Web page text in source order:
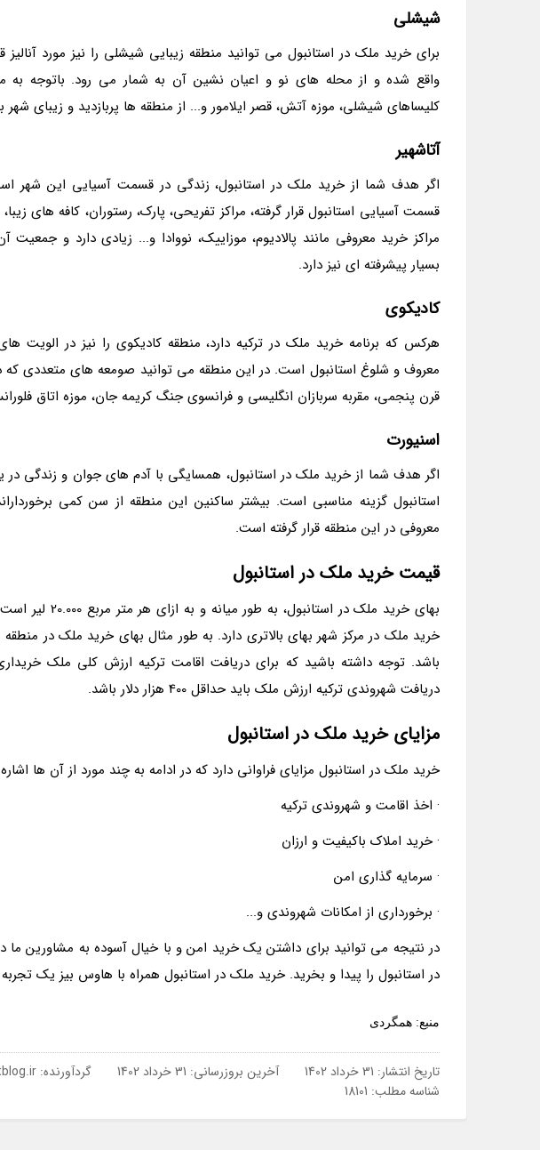
شیشلی
برای خرید ملک در استانبول می توانید منطقه زیبایی شیشلی را نیز مورد
واقع شده و از محله های نو و اعیان نشین آن به شمار می رود. باتوجه به
کلیساهای شیشلی، موزه آتش، قصر ایلامور و... از منطقه ها پربازدید و زیبای شهر
آتاشهیر
اگر هدف شما از خرید ملک در استانبول، زندگی در قسمت آسیایی این شهر
قسمت آسیایی استانبول قرار گرفته، مراکز تفریحی، پارک، رستوران، کافه های
بسیار پیشرفته ای نیز دارد.
کادیکوی
هرکس که برنامه خرید ملک در ترکیه دارد، منطقه کادیکوی را نیز در الویت
معروف و شلوغ استانبول است. در این منطقه می توانید صومعه های متعددی
قرن پنجمی، مقربه سربازان انگلیسی و فرانسوی جنگ کریمه جان، موزه اتاق
اسنیورت
اگر هدف شما از خرید ملک در استانبول، همسایگی با آدم های جوان و زندگی
استانبول گزینه مناسبی است. بیشتر ساکنین این منطقه از سن کمی
معروفی در این منطقه قرار گرفته است.
قیمت خرید ملک در استانبول
بهای خرید ملک در
دریافت شهروندی ترکیه ارزش ملک باید حداقل 400 هزار دلار باشد.
مزایای خرید ملک در استانبول
خرید ملک در استانبول مزایای فراوانی دارد که در ادامه به چند مورد از آن ها
· اخذ اقامت و شهروندی ترکیه
· خرید املاک باکیفیت و ارزان
· سرمایه گذاری امن
· برخورداری از امکانات شهروندی و...
در نتیجه می توانید برای داشتن یک خرید امن و با خیال آسوده به مشاورین ما
در استانبول را پیدا و بخرید. خرید ملک در استانبول همراه با هاوس بیز یک
منبع: همگردی
تاریخ انتشار: 31 خرداد 1402 آخرین بروزرسانی: 31 خرداد 1402 گردآورنده:
شناسه مطلب: 18101